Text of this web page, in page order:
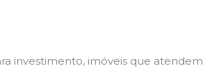
investimento, imóveis que atendem